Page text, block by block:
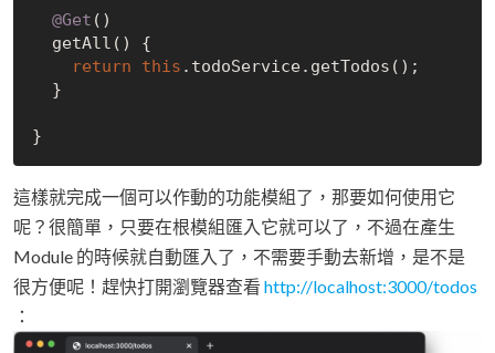
@Get ()
return
this .todoService.getTodos();
這樣就完成一個可以作動的功能模組了，那要如何使用它
呢？很簡單，只要在根模組匯入它就可以了，不過在產生
Module 的時候就自動匯入了，不需要手動去新增，是不是
很方便呢！趕快打開瀏覽器查看 http://localhost:3000/todos
：